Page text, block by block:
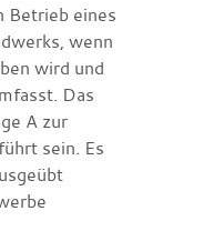
Betrieb eines
ks, wenn
wird und
Das
A zur
sein. Es
e